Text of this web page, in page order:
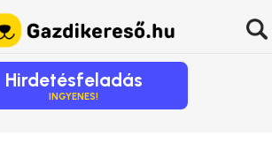
Hirdetésfeladás
INGYENES!